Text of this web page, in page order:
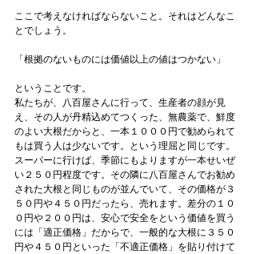
ここで考えなければならないこと。それはどんなこ
とでしょう。
「根拠のないものには価値以上の値はつかない」
ということです。
私たちが、八百屋さんに行って、生産者の顔が見
え、その人が丹精込めてつくった、無農薬で、鮮度
のよい大根だからと、一本１０００円で勧められて
もは買う人は少ないです。という理屈と同じです。
スーパーに行けば、季節にもよりますが一本せいぜ
い２５０円程度です。その隣に八百屋さんでお勧め
された大根と同じものが並んでいて、その価格が３
５０円や４５０円だったら、売れます。差分の１０
０円や２００円は、安心で安全をという価値を買う
には「適正価格」だからで、一般的な大根に３５０
円や４５０円といった「不適正価格」を貼り付けて